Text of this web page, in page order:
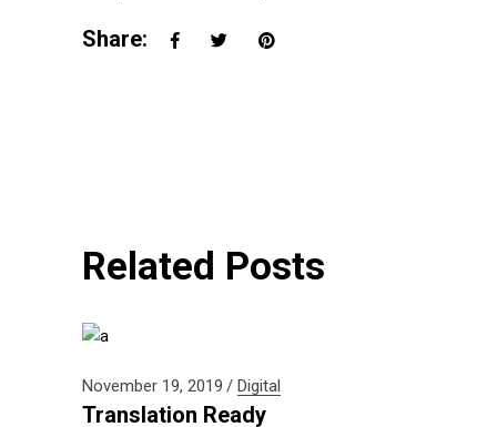
Share:
Related Posts
November 19, 2019 Digital
Translation Ready